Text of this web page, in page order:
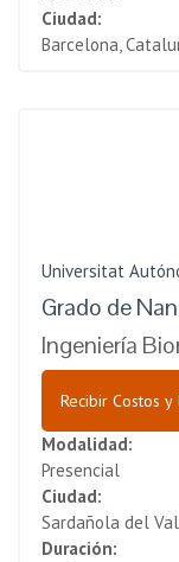
Ciudad:
Barcelona,
Universitat
Grado de
Ingeniería
Recibir Costos
Modalidad:
Presencial
Ciudad:
Sardañola del
Duración: